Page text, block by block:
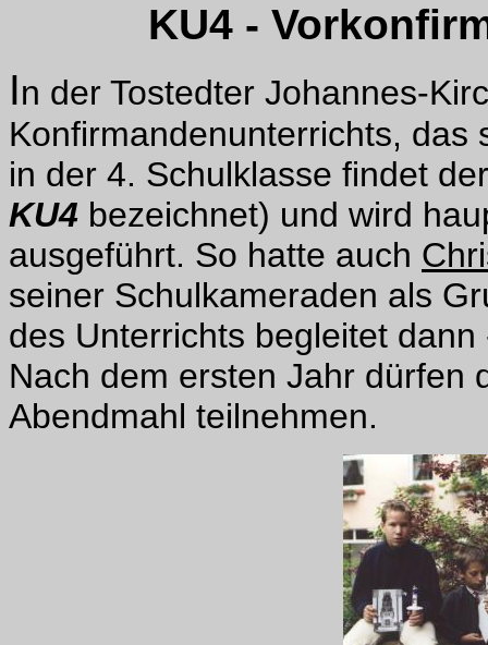
KU4 -
In der Tostedter Johannes-
Konfirmandenunterrichts, das
in der 4. Schulklasse findet
KU4 bezeichnet) und wird
ausgeführt. So hatte auch
seiner Schulkameraden als
des Unterrichts begleitet
Nach dem ersten Jahr dürfen
Abendmahl teilnehmen.